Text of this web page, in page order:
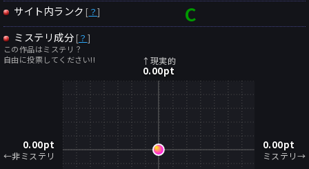
サイト内ランク [ ？] C
ミステリ成分 [？ ]
この作品はミステリ？
自由に投票してください!!
↑現実的
0.00pt
0.00pt
←非ミステリ
0.00pt
ミステリ→